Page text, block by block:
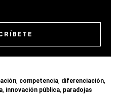
, competencia, diferenciación,
, innovación pública, paradojas